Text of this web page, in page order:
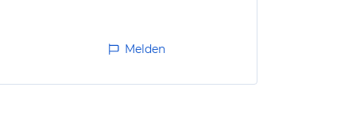
richtig durchatmen.
Melden